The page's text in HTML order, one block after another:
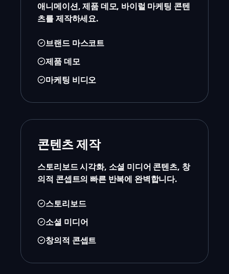
애니메이션, 제품 데모, 바이럴 마케팅 콘텐
츠를 제작하세요.
브랜드 마스코트
제품 데모
마케팅 비디오
콘텐츠 제작
스토리보드 시각화, 소셜 미디어 콘텐츠, 창
의적 콘셉트의 빠른 반복에 완벽합니다.
스토리보드
소셜 미디어
창의적 콘셉트